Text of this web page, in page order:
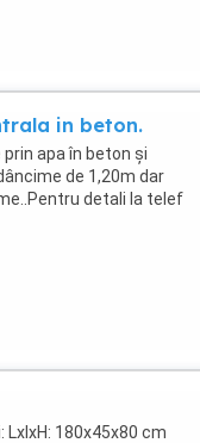
in beton.
apa în beton și
de 1,20m dar
detali la telef
LxlxH: 180x45x80 cm